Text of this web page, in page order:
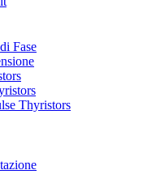
Fase
Thyristors